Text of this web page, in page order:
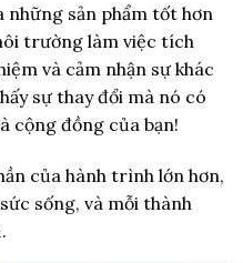
những sản phẩm tốt hơn
trường làm việc tích
và cảm nhận sự khác
sự thay đổi mà nó có
cộng đồng của bạn!
của hành trình lớn hơn,
sống, và mỗi thành